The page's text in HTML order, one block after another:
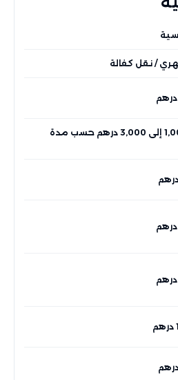
/ نقل كفالة
من 1,000 إلى 3,000 درهم حسب مدة